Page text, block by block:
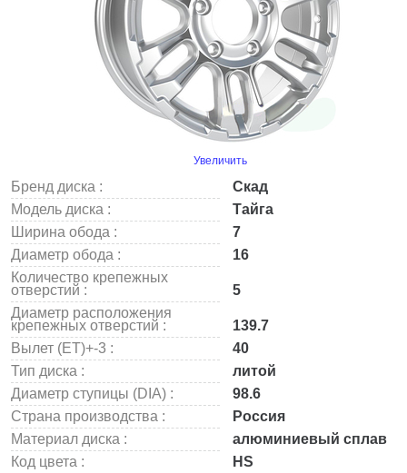
Увеличить
Бренд диска :
Скад
Модель диска :
Тайга
Ширина обода :
7
Диаметр обода :
16
Количество крепежных
отверстий :
5
Диаметр расположения
крепежных отверстий :
139.7
Вылет (ET)+-3 :
40
Тип диска :
литой
Диаметр ступицы (DIA) :
98.6
Страна производства :
Россия
Материал диска :
алюминиевый сплав
Код цвета :
HS